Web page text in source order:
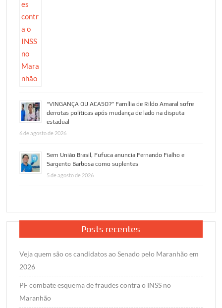
“VINGANÇA OU ACASO?” Família de Rildo Amaral sofre
derrotas políticas após mudança de lado na disputa
estadual
6 de agosto de 2026
Sem União Brasil, Fufuca anuncia Fernando Fialho e
Sargento Barbosa como suplentes
5 de agosto de 2026
Posts recentes
Veja quem são os candidatos ao Senado pelo Maranhão em
2026
PF combate esquema de fraudes contra o INSS no
Maranhão